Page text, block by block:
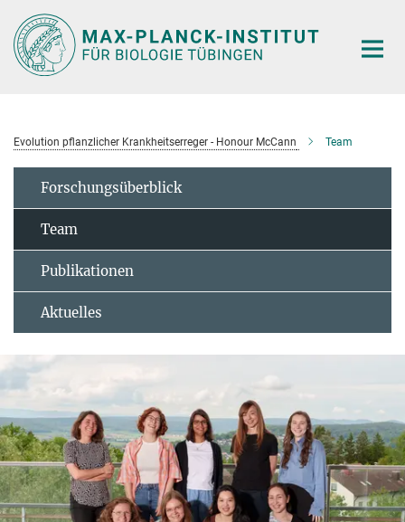
Hauptinhalt
Evolution pflanzlicher Krankheitserreger - Honour McCann Team
Forschungsüberblick
Team
Publikationen
Aktuelles